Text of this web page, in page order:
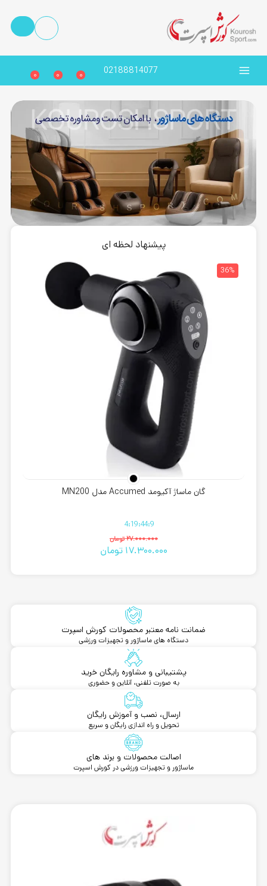
02188814077
0
0
0
پیشنهاد لحظه ای
36%
گان ماساژ آکیومد Accumed مدل MN200
8
:
44
:
19
:
4
27.000.000تومان
قیمت
اصلی17.300.000 تومان
قیمت
فعلی
ضمانت نامه معتبر محصولات کورش اسپرت
دستگاه های ماساژور و تجهیزات ورزشی
پشتیبانی و مشاوره رایگان خرید
به صورت تلفنی، آنلاین و حضوری
ارسال، نصب و آموزش رایگان
تحویل و راه اندازی رایگان و سریع
اصالت محصولات و برند های
ماساژور و تجهیزات ورزشی در کورش اسپرت